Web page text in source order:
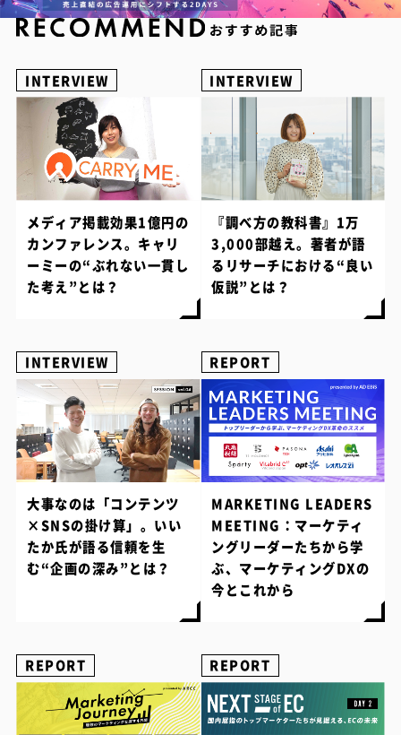
INTERVIEW
メディア掲載効果1億円の
カンファレンス。キャリ
ーミーの“ぶれない一貫し
た考え”とは？
INTERVIEW
『調べ方の教科書』1万
3,000部越え。著者が語
るリサーチにおける“良い
仮説”とは？
INTERVIEW
大事なのは「コンテンツ
×SNSの掛け算」。いい
たか氏が語る信頼を生
む“企画の深み”とは？
REPORT
MARKETING LEADERS
MEETING：マーケティ
ングリーダーたちから学
ぶ、マーケティングDXの
今とこれから
REPORT REPORT